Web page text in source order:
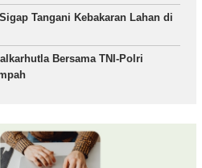
Tangani Kebakaran Lahan di
Bersama TNI-Polri